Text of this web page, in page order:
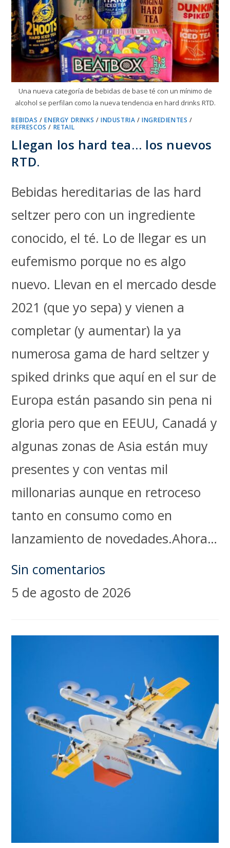
Una nueva categoría de bebidas de base té con un mínimo de
alcohol se perfilan como la nueva tendencia en hard drinks RTD.
BEBIDAS /ENERGY DRINKS /INDUSTRIA /INGREDIENTES /
REFRESCOS / RETAIL
Llegan los hard tea… los nuevos
RTD.
Bebidas hereditarias de las hard
seltzer pero con un ingrediente
conocido, el té. Lo de llegar es un
eufemismo porque no es algo
nuevo. Llevan en el mercado desde
2021 (que yo sepa) y vienen a
completar (y aumentar) la ya
numerosa gama de hard seltzer y
spiked drinks que aquí en el sur de
Europa están pasando sin pena ni
gloria pero que en EEUU, Canadá y
algunas zonas de Asia están muy
presentes y con ventas mil
millonarias aunque en retroceso
tanto en consumo como en
lanzamiento de novedades.Ahora…
Sin comentarios
5 de agosto de 2026